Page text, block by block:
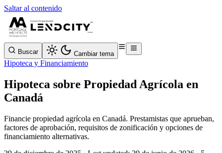
Saltar al contenido
Buscar Cambiar tema
Hipoteca y Financiamiento
Hipoteca sobre Propiedad Agrícola en
Canadá
Financie propiedad agrícola en Canadá. Prestamistas que aprueban,
factores de aprobación, requisitos de zonificación y opciones de
financiamiento alternativas.